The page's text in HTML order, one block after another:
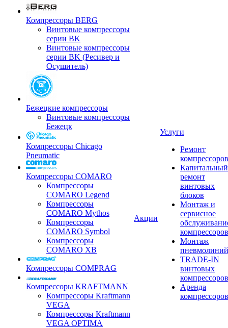
Компрессоры BERG
Винтовые компрессоры
серии BK
Винтовые компрессоры
серии BK (Ресивер и
Осушитель)
Бежецкие компрессоры
Винтовые компрессоры
Бежецк
Компрессоры Chicago
Pneumatic
Компрессоры COMARO
Компрессоры
COMARO Legend
Компрессоры
COMARO Mythos
Компрессоры
COMARO Symbol
Компрессоры
COMARO XB
Компрессоры COMPRAG
Компрессоры KRAFTMANN
Компрессоры Kraftmann
VEGA
Компрессоры Kraftmann
VEGA OPTIMA
Акции
Услуги
Ремонт
компрессоров
Капитальный
ремонт
винтовых
блоков
Монтаж и
сервисное
компрессоров
Монтаж
пневмолиний
TRADE-IN
винтовых
компрессоров
Аренда
компрессоров